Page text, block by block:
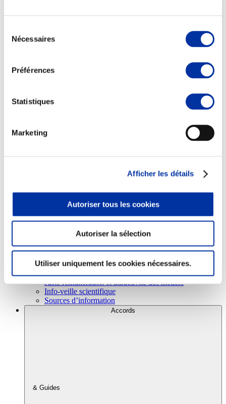
Nécessaires
Préférences
Statistiques
Marketing
Afficher les détails
Autoriser tous les cookies
Autoriser la sélection
Utiliser uniquement les cookies nécessaires.
Sécurité sanitaire
Viandes et santé
Juste rémunération et attractivité des métiers
Info-veille scientifique
Sources d’information
Accords
& Guides